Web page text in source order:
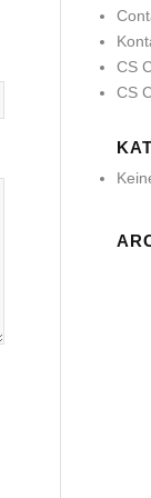
CS
CS